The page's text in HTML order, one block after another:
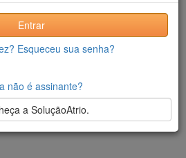
Entrar
Esqueceu sua senha?
não é assinante?
a SoluçãoAtrio.